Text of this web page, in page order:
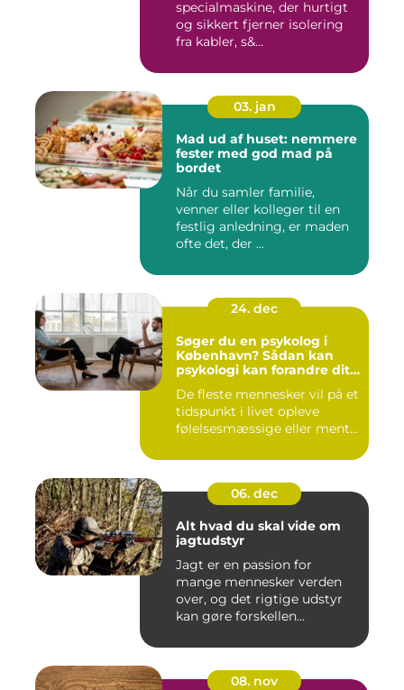
specialmaskine, der hurtigt
og sikkert fjerner isolering
fra kabler, s&...
03. jan
Mad ud af huset: nemmere
fester med god mad på
bordet
Når du samler familie,
venner eller kolleger til en
festlig anledning, er maden
ofte det, der ...
24. dec
Søger du en psykolog i
København? Sådan kan
psykologi kan forandre dit
De fleste mennesker vil på et
tidspunkt i livet opleve
følelsesmæssige eller ment...
06. dec
Alt hvad du skal vide om
jagtudstyr
Jagt er en passion for
mange mennesker verden
over, og det rigtige udstyr
kan gøre forskellen...
08. nov